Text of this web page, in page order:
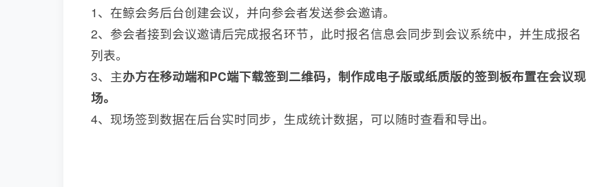
1、在鲸会务后台创建会议，并向参会者发送参会邀请。
2、参会者接到会议邀请后完成报名环节，此时报名信息会同步到会议系统中，并生成报名
列表。
3、主办方在移动端和PC端下载签到二维码，制作成电子版或纸质版的签到板布置在会议现
场。
4、现场签到数据在后台实时同步，生成统计数据，可以随时查看和导出。